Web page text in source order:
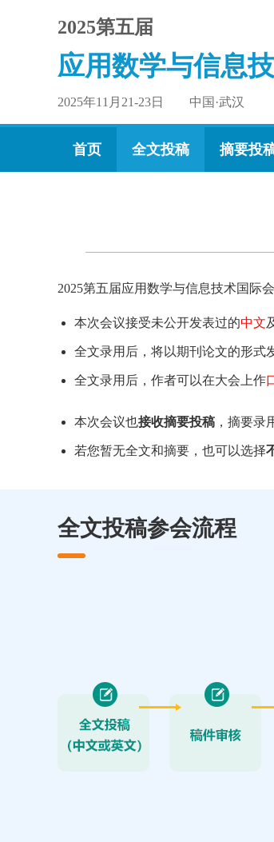
2025第五届
应用数学与信息
2025年11月21-23日 中国·武汉
首页 全文投稿 摘要投
2025第五届应用数学与信息技术国际
本次会议接受未公开发表过的中文
全文录用后，将以期刊论文的形式
全文录用后，作者可以在大会上作
本次会议也接收摘要投稿 ，摘要录
若您暂无全文和摘要，也可以选择
全文投稿参会流程